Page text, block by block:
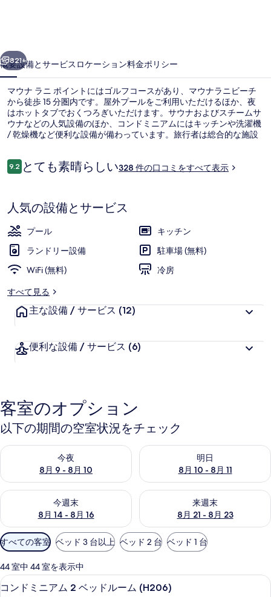
ン
ト
の
写
真
ギ
ャ
リ
ー
次へ
821+
概要設備とサービス ロケーション料金ポリシー
マウナ ラニ ポイントにはゴルフコースがあり、マウナラニビーチ
から徒歩 15 分圏内です。屋外プールをご利用いただけるほか、夜
はホットタブでおくつろぎいただけます。サウナおよびスチームサ
ウナなどの人気設備のほか、コンドミニアムにはキッチンや洗濯機
/ 乾燥機など便利な設備が備わっています。旅行者は総合的な施設
口
コ
9.210段階中9.2
とても素晴らしい328 件の口コミをすべて表示
人気の設備とサービス
プール
キッチン
ランドリー設備
駐車場 (無料)
WiFi (無料)
冷房
すべて見る
主な設備 / サービス (12)
便利な設備 / サービス (6)
客室のオプション
以下の期間の空室状況をチェック
今夜
8月 9 - 8月 10
今夜 8月 9 - 8月 10 の空室状況をチェック
明日
8月 10 - 8月 11
明日 8月 10 - 8月 11 の空室状
今週末
8月 14 - 8月 16
今週末 8月 14 - 8月 16 の空室状況をチェック
来週末
8月 21 - 8月 23
来週末 8月 21 - 8月 23 の空室
利
用
可
能
な
すべての客室 ベッド 3 台以上 ベッド 2 台 ベッド 1 台
44 室中 44 室を表示中
コ
コンドミニアム 2 ベッドルーム
27
コンドミニアム 2 ベッドルーム (H206)